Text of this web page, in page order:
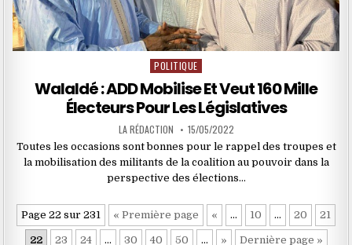
Posted
in
POLITIQUE
Walaldé : ADD Mobilise Et Veut 160 Mille
Électeurs Pour Les Législatives
LA RÉDACTION 15/05/2022
Toutes les occasions sont bonnes pour le rappel des troupes et
la mobilisation des militants de la coalition au pouvoir dans la
perspective des élections…
Page 22 sur 231 « Première page « … 10 … 20 21
22 23 24 … 30 40 50 … » Dernière page »